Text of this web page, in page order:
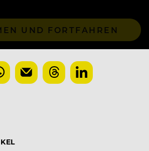
UND FORTFAHREN